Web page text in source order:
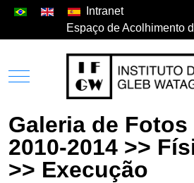
Intranet
Espaço de Acolhimento
Galeria de Fotos
2010-2014 >>
>> Execução